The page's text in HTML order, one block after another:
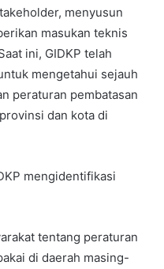
menyusun
masukan teknis
ini, GIDKP telah
mengetahui sejauh
peraturan pembatasan
dan kota di
mengidentifikasi
tentang peraturan
di daerah masing-